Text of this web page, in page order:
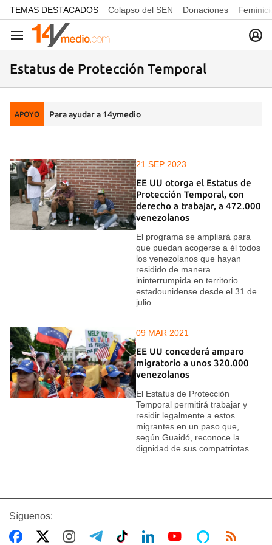
common.go-to-content
TEMAS DESTACADOS Colapso del SEN Donaciones
Navegación
Estatus de Protección Temporal
APOYO Para ayudar a 14ymedio
21 SEP 2023
EE UU otorga el Estatus de
Protección Temporal, con
derecho a trabajar, a 472.000
venezolanos
El programa se ampliará para
que puedan acogerse a él todos
los venezolanos que hayan
residido de manera
ininterrumpida en territorio
estadounidense desde el 31 de
julio
09 MAR 2021
EE UU concederá amparo
migratorio a unos 320.000
venezolanos
El Estatus de Protección
Temporal permitirá trabajar y
residir legalmente a estos
migrantes en un paso que,
según Guaidó, reconoce la
dignidad de sus compatriotas
Síguenos: